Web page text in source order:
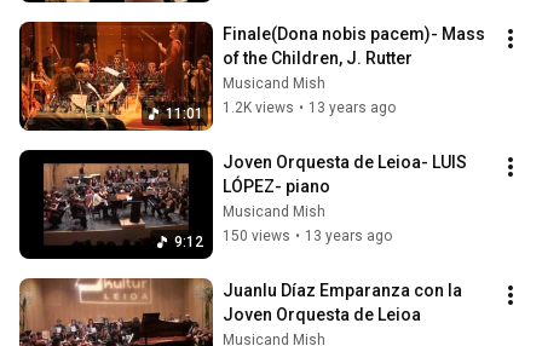
11:01
Finale(Dona nobis pacem)- Mass
of the Children, J. Rutter
Musicand Mish
1.2K views • 13 years ago
9:12
Joven Orquesta de Leioa- LUIS
LÓPEZ- piano
Musicand Mish
150 views • 13 years ago
Juanlu Díaz Emparanza con la
Joven Orquesta de Leioa
Musicand Mish